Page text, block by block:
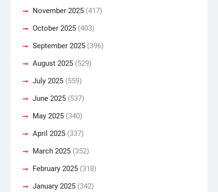
November 2025(417)
October 2025(403)
September 2025(396)
August 2025(529)
July 2025(559)
June 2025(537)
May 2025(340)
April 2025(337)
March 2025(352)
February 2025(318)
January 2025(342)